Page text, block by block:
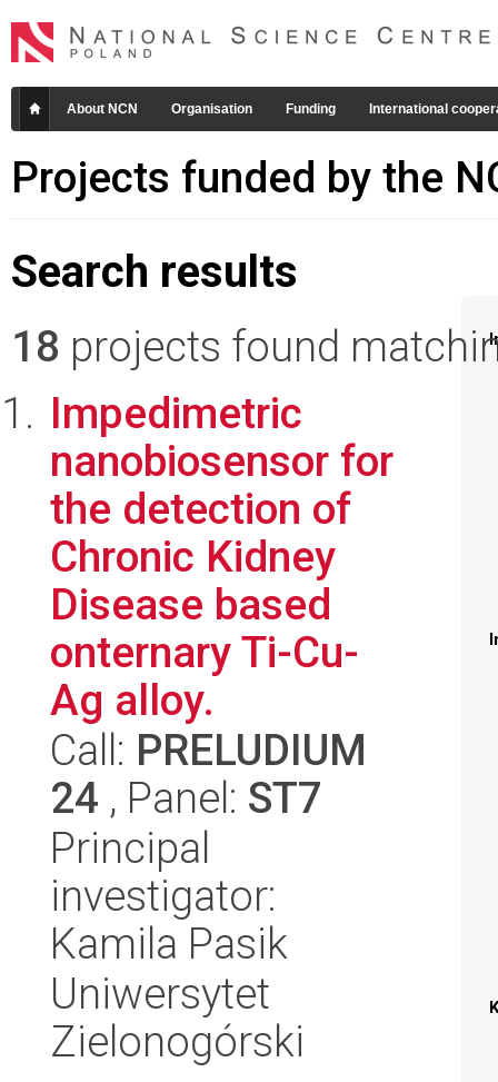
About NCN Organisation Funding International
Projects funded by the
Search results
18 projects found
Impedimetric
nanobiosensor for
the detection of
Chronic Kidney
Disease based
onternary Ti-Cu-
Ag alloy.
Call: PRELUDIUM
24 , Panel: ST7
Principal
investigator:
Kamila Pasik
Uniwersytet
Zielonogórski